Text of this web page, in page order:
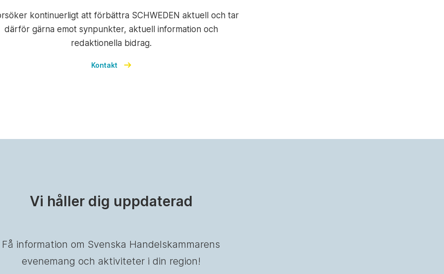
kontinuerligt att förbättra SCHWEDEN aktuell och tar
därför gärna emot synpunkter, aktuell information och
redaktionella bidrag.
Kontakt
Vi håller dig uppdaterad
Få information om Svenska Handelskammarens
evenemang och aktiviteter i din region!